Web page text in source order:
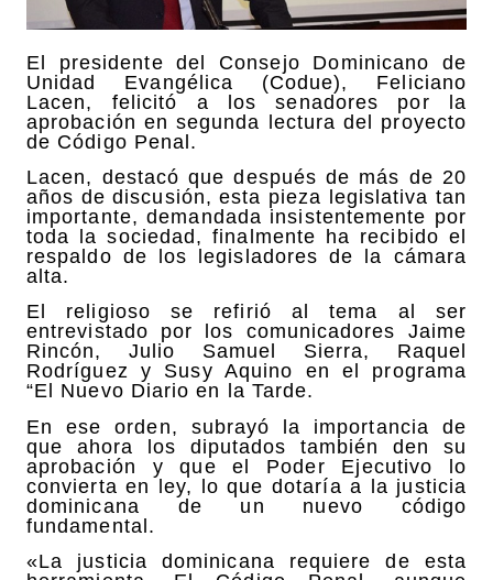
El presidente del Consejo Dominicano de
Unidad Evangélica (Codue), Feliciano
Lacen, felicitó a los senadores por la
aprobación en segunda lectura del proyecto
de Código Penal.
Lacen, destacó que después de más de 20
años de discusión, esta pieza legislativa tan
importante, demandada insistentemente por
toda la sociedad, finalmente ha recibido el
respaldo de los legisladores de la cámara
alta.
El religioso se refirió al tema al ser
entrevistado por los comunicadores Jaime
Rincón, Julio Samuel Sierra, Raquel
Rodríguez y Susy Aquino en el programa
“El Nuevo Diario en la Tarde.
En ese orden, subrayó la importancia de
que ahora los diputados también den su
aprobación y que el Poder Ejecutivo lo
convierta en ley, lo que dotaría a la justicia
dominicana de un nuevo código
fundamental.
«La justicia dominicana requiere de esta